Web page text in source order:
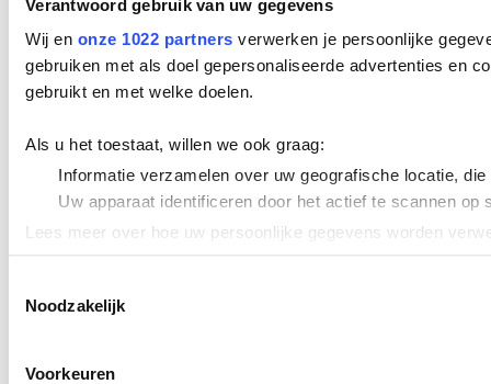
Verantwoord gebruik van uw gegevens
Wij en onze 1022 partners verwerken je persoonlijke
gebruiken met als doel gepersonaliseerde advertenties en
gebruikt en met welke doelen.
Als u het toestaat, willen we ook graag:
Informatie verzamelen over uw geografische locatie,
Uw apparaat identificeren door het actief te scannen op
Lees meer over hoe uw persoonlijke gegevens worden
We gebruiken cookies om content en advertenties te
verstrekt of die ze hebben verzameld op basis van uw
Noodzakelijk
Voorkeuren